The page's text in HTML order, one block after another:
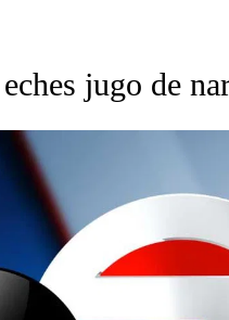
TO RECEIVE NOTIFICATIONS
jugo de